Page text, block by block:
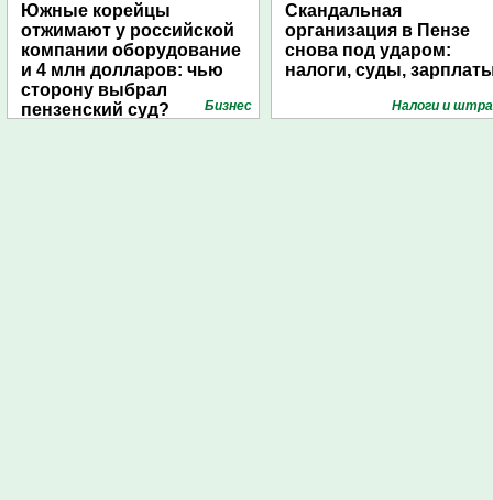
Южные корейцы
отжимают у российской
компании оборудование
и 4 млн долларов: чью
сторону выбрал
пензенский суд?
Бизнес
Скандальная
организация в Пензе
снова под ударом:
налоги, суды,
Налоги и